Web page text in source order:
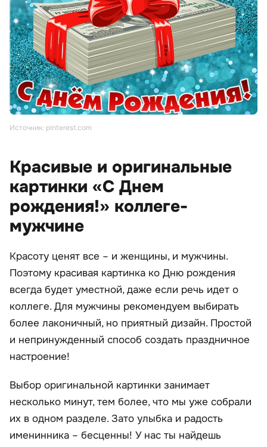
Источник: pinterest.com
Красивые и оригинальные
картинки «С Днем
рождения!» коллеге-
мужчине
Красоту ценят все – и женщины, и мужчины.
Поэтому красивая картинка ко Дню рождения
всегда будет уместной, даже если речь идет о
коллеге. Для мужчины рекомендуем выбирать
более лаконичный, но приятный дизайн. Простой
и непринужденный способ создать праздничное
настроение!
Выбор оригинальной картинки занимает
несколько минут, тем более, что мы уже собрали
их в одном разделе. Зато улыбка и радость
именинника – бесценны! У нас ты найдешь